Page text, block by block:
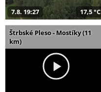
7.8. 19:27 17,5 °C
Štrbské Pleso - Mostíky (11
km)